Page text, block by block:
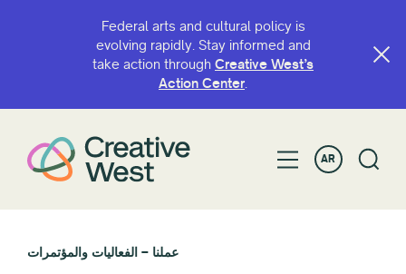
Federal arts and cultural policy is
evolving rapidly. Stay informed and
take action through Creative West’s
Action Center.
AR
عملنا – الفعاليات والمؤتمرات